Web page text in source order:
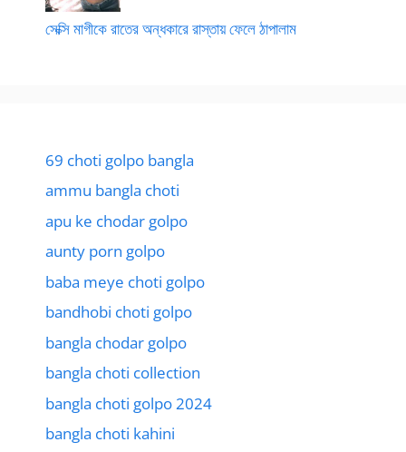
সেক্সি মাগীকে রাতের অন্ধকারে রাস্তায় ফেলে ঠাপালাম
69 choti golpo bangla
ammu bangla choti
apu ke chodar golpo
aunty porn golpo
baba meye choti golpo
bandhobi choti golpo
bangla chodar golpo
bangla choti collection
bangla choti golpo 2024
bangla choti kahini